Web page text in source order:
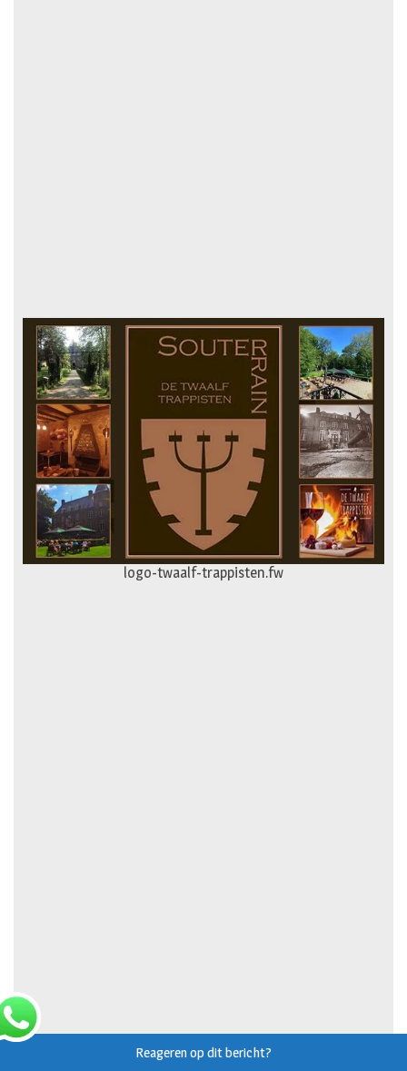
logo-twaalf-trappisten.fw
logo-gevelspecialist.fw
Reageren op dit bericht?